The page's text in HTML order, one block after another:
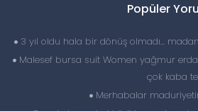
Popüler
3 yıl oldu hala bir dönüş olmadı…
Malesef bursa suit Women yağmur
çok kaba
Merhabalar